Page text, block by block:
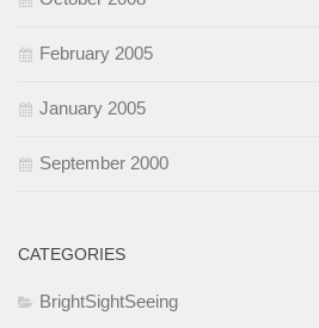
February 2005
January 2005
September 2000
CATEGORIES
BrightSightSeeing